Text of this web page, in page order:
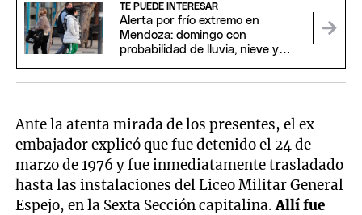
TE PUEDE INTERESAR
Alerta por frío extremo en
Mendoza: domingo con
probabilidad de lluvia, nieve y
Ante la atenta mirada de los presentes, el ex
embajador explicó que fue detenido el 24 de
marzo de 1976 y fue inmediatamente trasladado
hasta las instalaciones del Liceo Militar General
Espejo, en la Sexta Sección capitalina.Allí fue